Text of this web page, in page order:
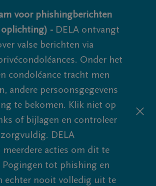
voor phishingberichten
- DELA ontvangt
valse berichten via
Onder het
condoléance tracht men
andere persoonsgegevens
te bekomen. Klik niet op
of bijlagen en controleer
DELA
meerdere acties om dit te
Pogingen tot phishing en
echter nooit volledig uit te